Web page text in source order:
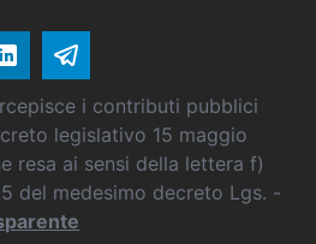
i contributi pubblici
legislativo 15 maggio
resa ai sensi della lettera f)
del medesimo decreto Lgs. -